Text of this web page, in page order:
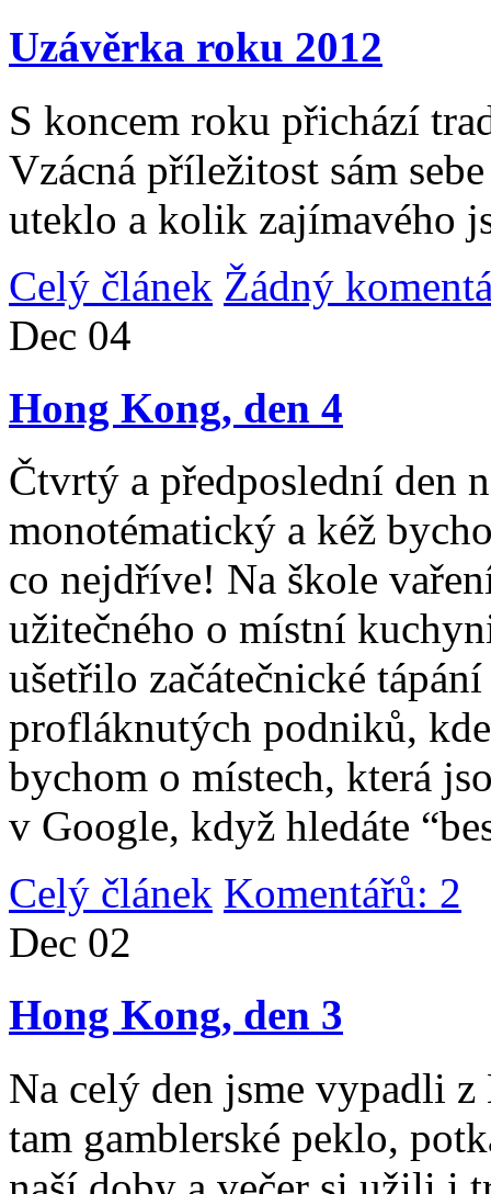
Uzávěrka roku 2012
S koncem roku přichází
Vzácná příležitost sám
uteklo a kolik zajímavého
Celý článek Žádný
Dec 04
Hong Kong, den 4
Čtvrtý a předposlední den
monotématický a kéž
co nejdříve! Na škole
užitečného o místní
ušetřilo začátečnické
profláknutých podniků,
bychom o místech, která
v Google, když hledáte
Celý článek Komentářů: 2
Dec 02
Hong Kong, den 3
Na celý den jsme vypadli
tam gamblerské peklo,